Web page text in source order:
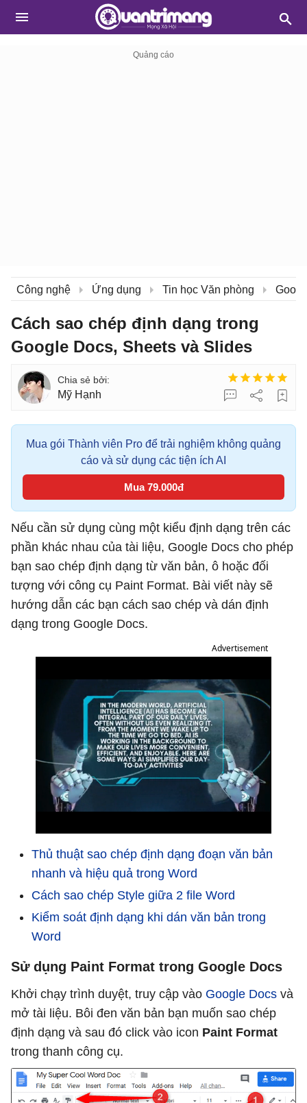
Công nghệ Ứng dụng Tin học Văn phòng
Cách sao chép định dạng trong
Google Docs, Sheets và Slides
Mỹ Hạnh
Mua gói Thành viên Pro để trải nghiệm không quảng
cáo và sử dụng các tiện ích AI
Mua 79.000đ
Nếu cần sử dụng cùng một kiểu định dạng trên các
phần khác nhau của tài liệu, Google Docs cho phép
bạn sao chép định dạng từ văn bản, ô hoặc đối
tượng với công cụ Paint Format. Bài viết này sẽ
hướng dẫn các bạn cách sao chép và dán định
dạng trong Google Docs.
Advertisement
Thủ thuật sao chép định dạng đoạn văn bản
nhanh và hiệu quả trong Word
Cách sao chép Style giữa 2 file Word
Kiểm soát định dạng khi dán văn bản trong
Word
Sử dụng Paint Format trong Google Docs
Khởi chạy trình duyệt, truy cập vào Google Docs và
mở tài liệu. Bôi đen văn bản bạn muốn sao chép
định dạng và sau đó click vào icon Paint Format
trong thanh công cụ.